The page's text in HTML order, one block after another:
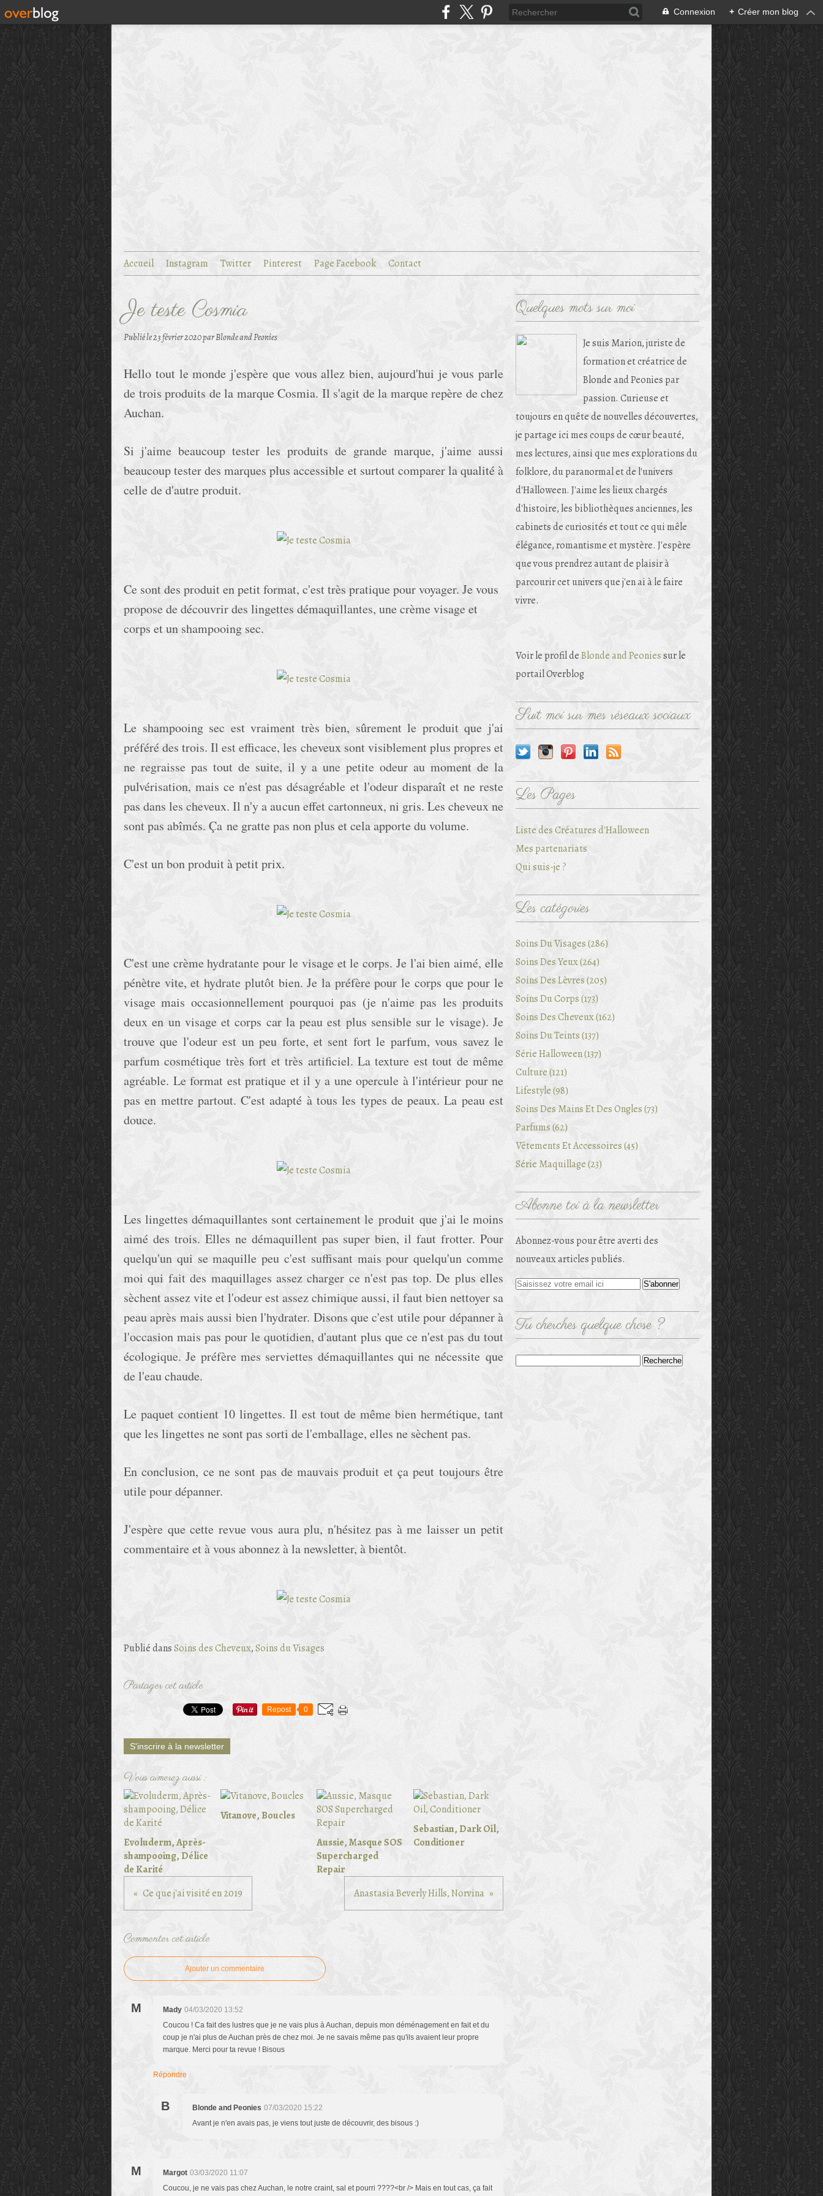
Connexion + Créer mon blog
Accueil Instagram Twitter Pinterest Page Facebook Contact
Je teste Cosmia
Publié le23 février 2020par Blonde and Peonies
Hello tout le monde j'espère que vous allez bien, aujourd'hui je vous parle
de trois produits de la marque Cosmia. Il s'agit de la marque repère de chez
Auchan.
Si j'aime beaucoup tester les produits de grande marque, j'aime aussi
beaucoup tester des marques plus accessible et surtout comparer la qualité à
celle de d'autre produit.
Ce sont des produit en petit format, c'est très pratique pour voyager. Je vous
propose de découvrir des lingettes démaquillantes, une crème visage et
corps et un shampooing sec.
Le shampooing sec est vraiment très bien, sûrement le produit que j'ai
préféré des trois. Il est efficace, les cheveux sont visiblement plus propres et
ne regraisse pas tout de suite, il y a une petite odeur au moment de la
pulvérisation, mais ce n'est pas désagréable et l'odeur disparaît et ne reste
pas dans les cheveux. Il n'y a aucun effet cartonneux, ni gris. Les cheveux ne
sont pas abîmés. Ça ne gratte pas non plus et cela apporte du volume.
C'est un bon produit à petit prix.
C'est une crème hydratante pour le visage et le corps. Je l'ai bien aimé, elle
pénètre vite, et hydrate plutôt bien. Je la préfère pour le corps que pour le
visage mais occasionnellement pourquoi pas (je n'aime pas les produits
deux en un visage et corps car la peau est plus sensible sur le visage). Je
trouve que l'odeur est un peu forte, et sent fort le parfum, vous savez le
parfum cosmétique très fort et très artificiel. La texture est tout de même
agréable. Le format est pratique et il y a une opercule à l'intérieur pour ne
pas en mettre partout. C'est adapté à tous les types de peaux. La peau est
douce.
Les lingettes démaquillantes sont certainement le produit que j'ai le moins
aimé des trois. Elles ne démaquillent pas super bien, il faut frotter. Pour
quelqu'un qui se maquille peu c'est suffisant mais pour quelqu'un comme
moi qui fait des maquillages assez charger ce n'est pas top. De plus elles
sèchent assez vite et l'odeur est assez chimique aussi, il faut bien nettoyer sa
peau après mais aussi bien l'hydrater. Disons que c'est utile pour dépanner à
l'occasion mais pas pour le quotidien, d'autant plus que ce n'est pas du tout
écologique. Je préfère mes serviettes démaquillantes qui ne nécessite que
de l'eau chaude.
Le paquet contient 10 lingettes. Il est tout de même bien hermétique, tant
que les lingettes ne sont pas sorti de l'emballage, elles ne sèchent pas.
En conclusion, ce ne sont pas de mauvais produit et ça peut toujours être
utile pour dépanner.
J'espère que cette revue vous aura plu, n'hésitez pas à me laisser un petit
commentaire et à vous abonnez à la newsletter, à bientôt.
Publié dansSoins des Cheveux,Soins du Visages
Partager cet article
Repost 0
S'inscrire à la newsletter
Vous aimerez aussi :
Evoluderm, Après-
shampooing, Délice
de Karité
Vitanove, Boucles
Aussie, Masque SOS
Supercharged
Repair
Sebastian, Dark Oil,
Conditioner
Ce que j'ai visité en 2019 Anastasia Beverly Hills, Norvina
Commenter cet article
Ajouter un commentaire
M Mady 04/03/2020 13:52
Coucou ! Ca fait des lustres que je ne vais plus à Auchan, depuis mon déménagement en fait et du
coup je n'ai plus de Auchan près de chez moi. Je ne savais même pas qu'ils avaient leur propre
marque. Merci pour ta revue ! Bisous
Répondre
B Blonde and Peonies 07/03/2020 15:22
Avant je n'en avais pas, je viens tout juste de découvrir, des bisous :)
M Margot 03/03/2020 11:07
Coucou, je ne vais pas chez Auchan, le notre craint, sal et pourri ????<br /> Mais en tout cas, ça fait
Quelques mots sur moi
Je suis Marion, juriste de
formation et créatrice de
Blonde and Peonies par
passion. Curieuse et
toujours en quête de nouvelles découvertes,
je partage ici mes coups de cœur beauté,
mes lectures, ainsi que mes explorations du
folklore, du paranormal et de l'univers
d'Halloween. J'aime les lieux chargés
d'histoire, les bibliothèques anciennes, les
cabinets de curiosités et tout ce qui mêle
élégance, romantisme et mystère. J'espère
que vous prendrez autant de plaisir à
parcourir cet univers que j'en ai à le faire
vivre.
Voir le profil deBlonde and Peoniessur le
portail Overblog
Suit moi sur mes réseaux sociaux
Les Pages
Liste des Créatures d'Halloween
Mes partenariats
Qui suis-je ?
Les catégories
Soins Du Visages (286)
Soins Des Yeux (264)
Soins Des Lèvres (205)
Soins Du Corps (173)
Soins Des Cheveux (162)
Soins Du Teints (137)
Série Halloween (137)
Culture (121)
Lifestyle (98)
Soins Des Mains Et Des Ongles (73)
Parfums (62)
Vêtements Et Accessoires (45)
Série Maquillage (23)
Abonne toi à la newsletter
Abonnez-vous pour être averti des
nouveaux articles publiés.
Tu cherches quelque chose ?